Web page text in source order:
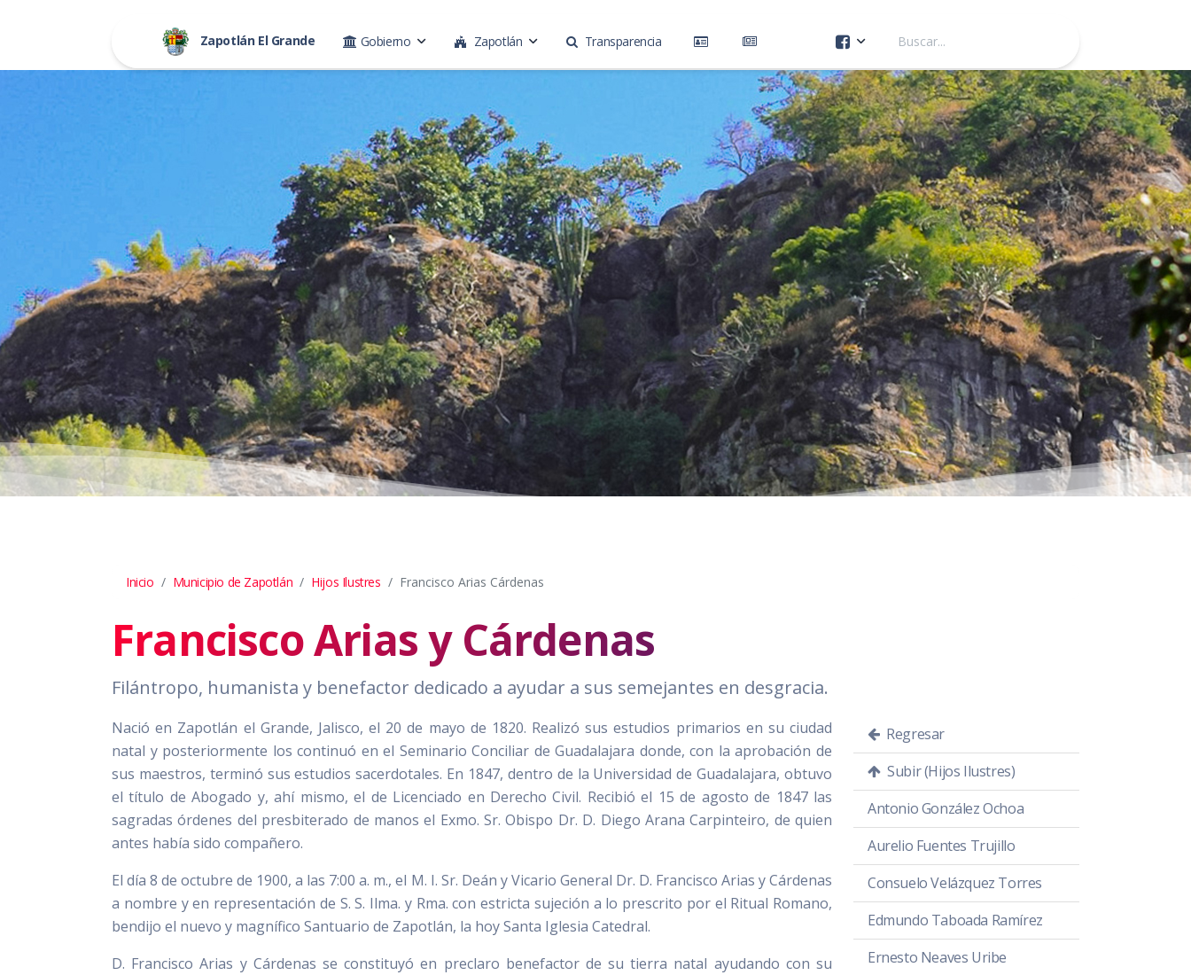
Zapotlán El Grande Gobierno Zapotlán Transparencia
Cuenta Oficial
Construcción de Comunidad
Servicios Públicos
Instituto de la Mujer
Tránsito y Vialidad
Gestión de la Ciudad
Youtube
Inicio Municipio de Zapotlán Hijos Ilustres Francisco Arias Cárdenas
Francisco Arias y Cárdenas
Filántropo, humanista y benefactor dedicado a ayudar a sus semejantes en desgracia.
Nació en Zapotlán el Grande, Jalisco, el 20 de mayo de 1820. Realizó sus estudios primarios en su ciudad
natal y posteriormente los continuó en el Seminario Conciliar de Guadalajara donde, con la aprobación de
sus maestros, terminó sus estudios sacerdotales. En 1847, dentro de la Universidad de Guadalajara, obtuvo
el título de Abogado y, ahí mismo, el de Licenciado en Derecho Civil. Recibió el 15 de agosto de 1847 las
sagradas órdenes del presbiterado de manos el Exmo. Sr. Obispo Dr. D. Diego Arana Carpinteiro, de quien
antes había sido compañero.
El día 8 de octubre de 1900, a las 7:00 a. m., el M. I. Sr. Deán y Vicario General Dr. D. Francisco Arias y Cárdenas
a nombre y en representación de S. S. Ilma. y Rma. con estricta sujeción a lo prescrito por el Ritual Romano,
bendijo el nuevo y magnífico Santuario de Zapotlán, la hoy Santa Iglesia Catedral.
D. Francisco Arias y Cárdenas se constituyó en preclaro benefactor de su tierra natal ayudando con su
Regresar
Subir (Hijos Ilustres)
Antonio González Ochoa
Aurelio Fuentes Trujillo
Consuelo Velázquez Torres
Edmundo Taboada Ramírez
Ernesto Neaves Uribe